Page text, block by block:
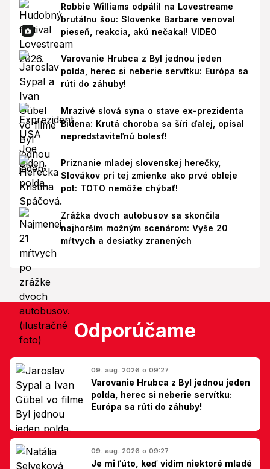
Robbie Williams odpálil na Lovestreame
brutálnu šou: Slovenke Barbare venoval
pieseň, reakcia, akú nečakal! VIDEO
Varovanie Hrubca z Byl jednou jeden
polda, herec si neberie servítku: Európa sa
rúti do záhuby!
Mrazivé slová syna o stave ex-prezidenta
Bidena: Krutá choroba sa šíri ďalej, opísal
nepredstaviteľnú bolesť!
Priznanie mladej slovenskej herečky,
Slovákov pri tej zmienke ako prvé obleje
pot: TOTO nemôže chýbať!
Zrážka dvoch autobusov sa skončila
najhorším možným scenárom: Vyše 20
mŕtvych a desiatky zranených
Odporúčame
09. aug. 2026 o 09:27
Varovanie Hrubca z Byl jednou jeden
polda, herec si neberie servítku:
Európa sa rúti do záhuby!
09. aug. 2026 o 09:27
Je mi ľúto, keď vidím niektoré mladé